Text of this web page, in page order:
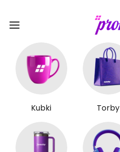
Kubki Torby